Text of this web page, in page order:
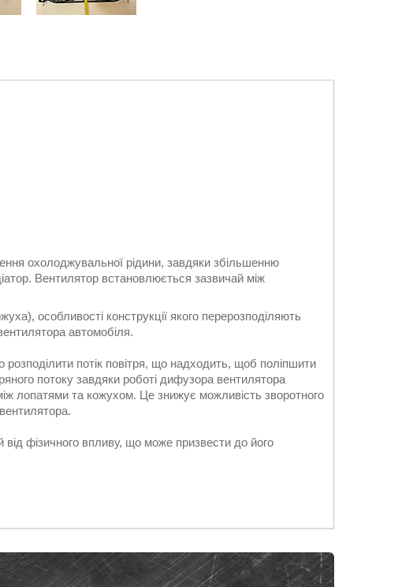
охолоджувальної рідини, завдяки збільшенню
Вентилятор встановлюється зазвичай між
особливості конструкції якого перерозподіляють
автомобіля.
потік повітря, що надходить, щоб поліпшити
потоку завдяки роботі дифузора вентилятора
лопатями та кожухом. Це знижує можливість зворотного
фізичного впливу, що може призвести до його